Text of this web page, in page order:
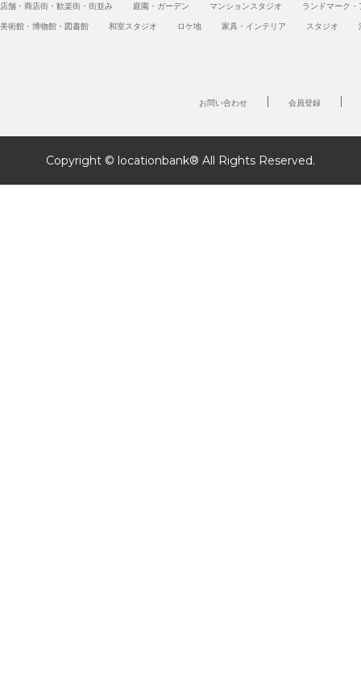
店舗・商店街・歓楽街・街並み
庭園・ガーデン マンションスタジオ
ランドマーク
美術館・博物館・図書館
和室スタジオ ロケ地 家具・インテリア スタジオ
お問い合わせ 会員登録
Copyright © locationbank® All Rights Reserved.